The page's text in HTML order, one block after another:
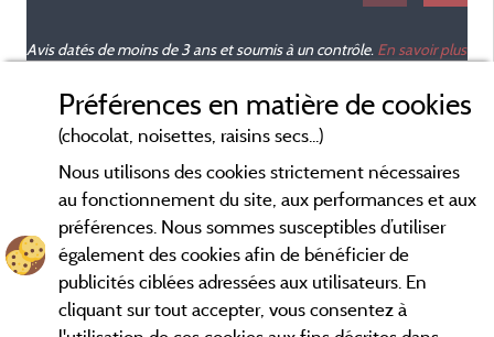
Avis datés de moins de 3 ans et soumis à un contrôle. En savoir plus
Préférences en matière de cookies
(chocolat, noisettes, raisins secs...)
Nous utilisons des cookies strictement nécessaires
au fonctionnement du site, aux performances et aux
préférences. Nous sommes susceptibles d’utiliser
également des cookies afin de bénéficier de
publicités ciblées adressées aux utilisateurs. En
cliquant sur tout accepter, vous consentez à